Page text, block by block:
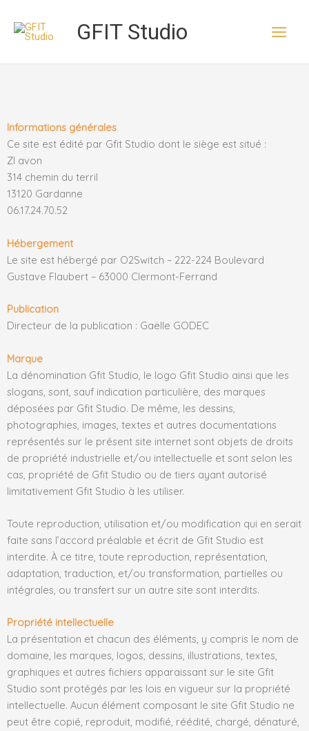
contenu
GFIT Studio
Informations générales
Ce site est édité par Gfit Studio dont le siège est situé :
ZI avon
314 chemin du terril
13120 Gardanne
06.17.24.70.52
Hébergement
Le site est hébergé par O2Switch – 222-224 Boulevard
Gustave Flaubert – 63000 Clermont-Ferrand
Publication
Directeur de la publication : Gaëlle GODEC
Marque
La dénomination Gfit Studio, le logo Gfit Studio ainsi que les
slogans, sont, sauf indication particulière, des marques
déposées par Gfit Studio. De même, les dessins,
photographies, images, textes et autres documentations
représentés sur le présent site internet sont objets de droits
de propriété industrielle et/ou intellectuelle et sont selon les
cas, propriété de Gfit Studio ou de tiers ayant autorisé
limitativement Gfit Studio à les utiliser.
Toute reproduction, utilisation et/ou modification qui en serait
faite sans l’accord préalable et écrit de Gfit Studio est
interdite. À ce titre, toute reproduction, représentation,
adaptation, traduction, et/ou transformation, partielles ou
intégrales, ou transfert sur un autre site sont interdits.
Propriété intellectuelle
La présentation et chacun des éléments, y compris le nom de
domaine, les marques, logos, dessins, illustrations, textes,
graphiques et autres fichiers apparaissant sur le site Gfit
Studio sont protégés par les lois en vigueur sur la propriété
intellectuelle. Aucun élément composant le site Gfit Studio ne
peut être copié, reproduit, modifié, réédité, chargé, dénaturé,